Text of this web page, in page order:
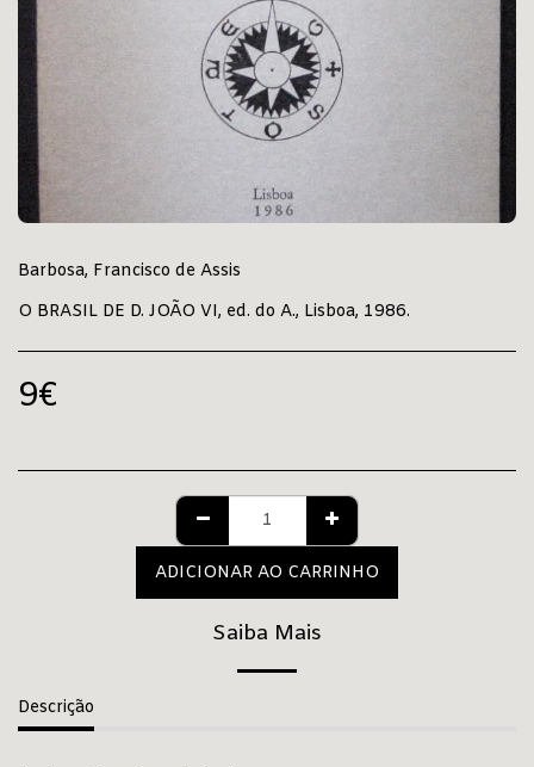
Barbosa, Francisco de Assis
O BRASIL DE D. JOÃO VI, ed. do A., Lisboa, 1986.
9€
ADICIONAR AO CARRINHO
Saiba Mais
Descrição